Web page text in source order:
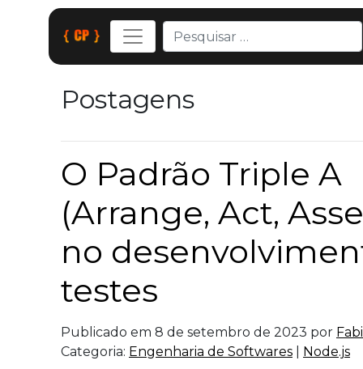
Postagens
O Padrão Triple A
(Arrange, Act,
no
testes
Publicado em 8 de setembro de 2023 por
Categoria: Engenharia de Softwares Node.js